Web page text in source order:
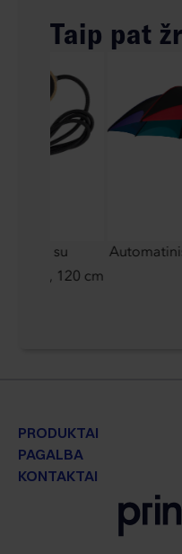
Taip pat
laidas su
120 cm
PRODUKTAI
PAGALBA
KONTAKTAI